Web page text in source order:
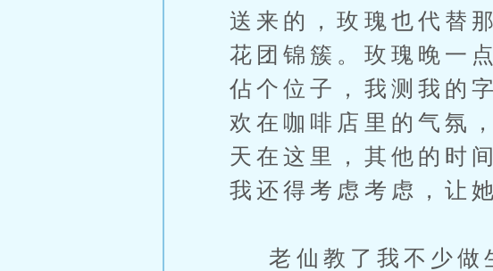
送来的，玫瑰也代替
花团锦簇。玫瑰晚一
佔个位子，我测我的
欢在咖啡店里的气氛
天在这里，其他的时
我还得考虑考虑，让
老仙教了我不少做